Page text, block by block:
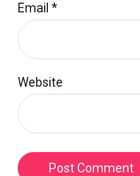
Email *
Website
Post Comment